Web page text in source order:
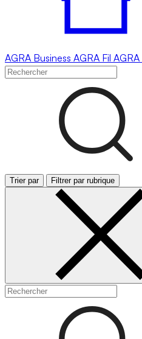
AGRA Business AGRA Fil AGRA
Trier par Filtrer par rubrique